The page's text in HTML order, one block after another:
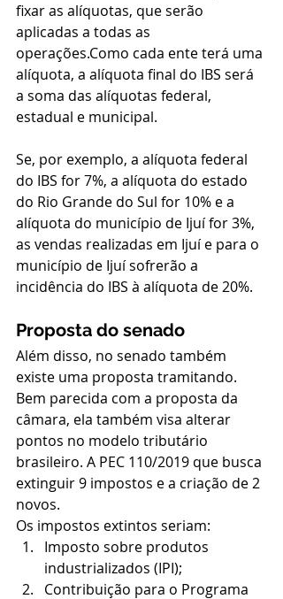
fixar as alíquotas, que serão
aplicadas a todas as
operações.Como cada ente terá uma
alíquota, a alíquota final do IBS será
a soma das alíquotas federal,
estadual e municipal.
Se, por exemplo, a alíquota federal
do IBS for 7%, a alíquota do estado
do Rio Grande do Sul for 10% e a
alíquota do município de Ijuí for 3%,
as vendas realizadas em Ijuí e para o
município de Ijuí sofrerão a
incidência do IBS à alíquota de 20%.
Proposta do senado
Além disso, no senado também
existe uma proposta tramitando.
Bem parecida com a proposta da
câmara, ela também visa alterar
pontos no modelo tributário
brasileiro. A PEC 110/2019 que busca
extinguir 9 impostos e a criação de 2
novos.
Os impostos extintos seriam:
Imposto sobre produtos
industrializados (IPI);
Contribuição para o Programa